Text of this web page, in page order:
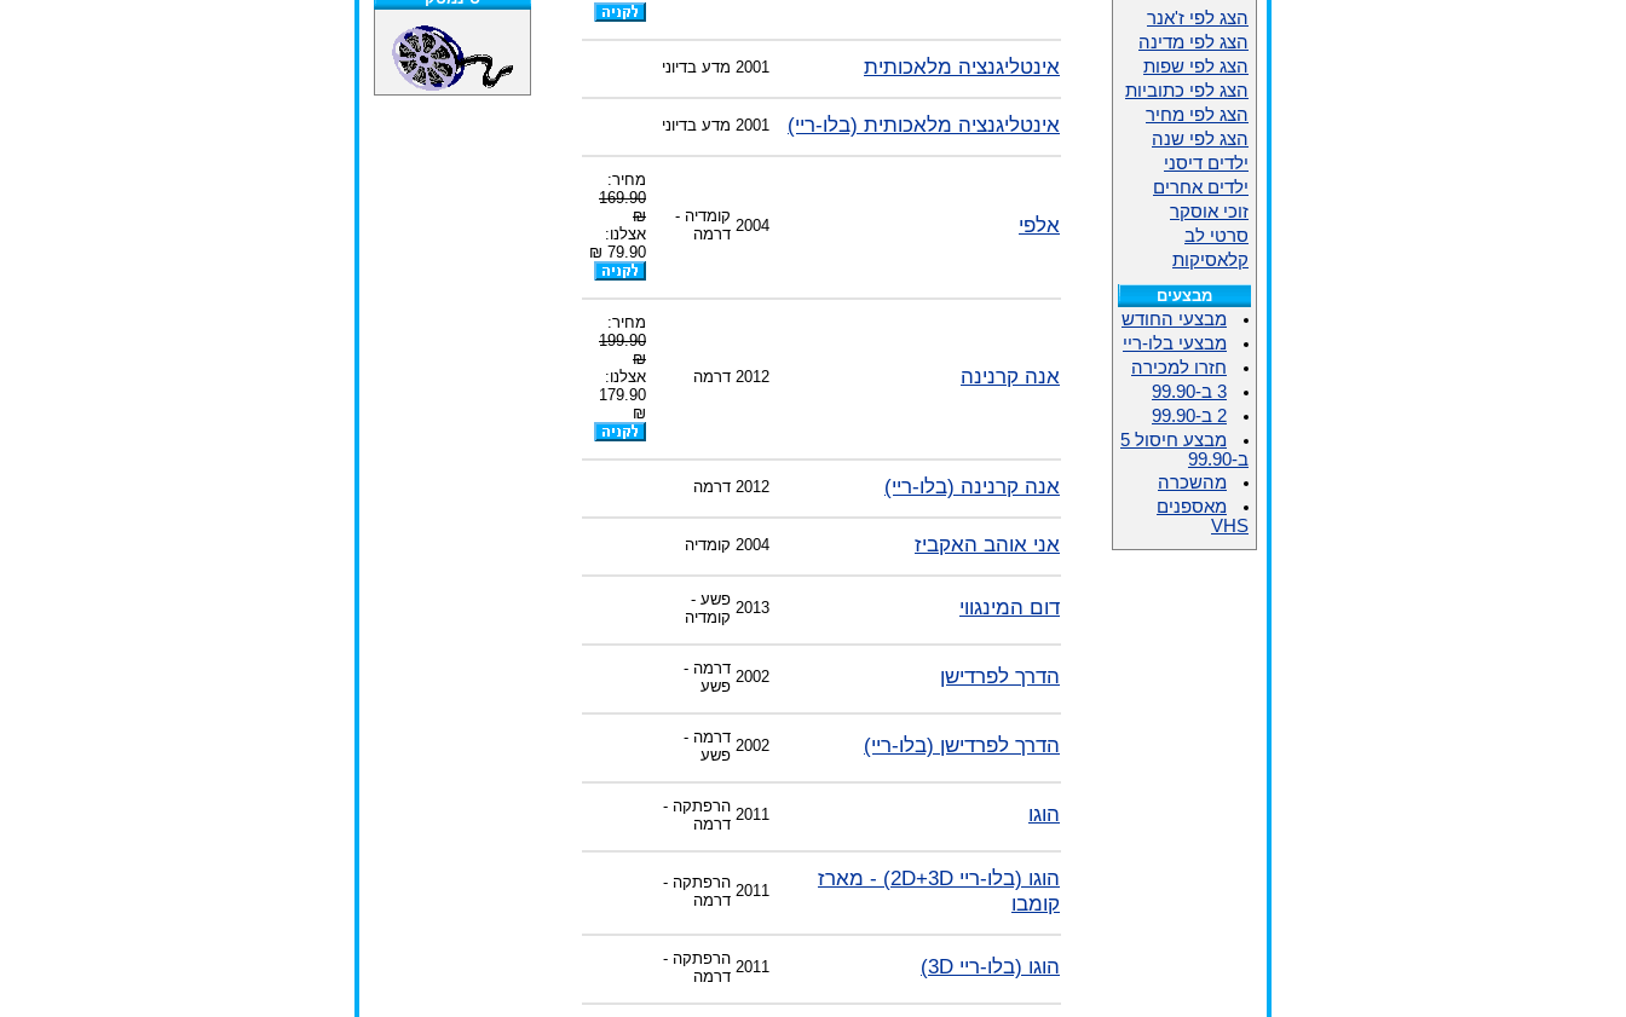
אינטליגנציה מלאכותית 2001 מדע בדיוני
אינטליגנציה מלאכותית (בלו-ריי) 2001 מדע בדיוני
אלפי 2004
קומדיה -
דרמה
מחיר:
169.90
₪
אצלנו:
79.90 ₪
אנה קרנינה 2012 דרמה
מחיר:
199.90
₪
אצלנו:
179.90
₪
אנה קרנינה (בלו-ריי) 2012 דרמה
אני אוהב האקביז 2004 קומדיה
דום המינגווי 2013 פשע -
קומדיה
הדרך לפרדישן 2002 דרמה -
פשע
הדרך לפרדישן (בלו-ריי) 2002 דרמה -
פשע
הוגו 2011 הרפתקה -
דרמה
הוגו (בלו-ריי 2D+3D) - מארז
קומבו
2011 הרפתקה -
דרמה
הוגו (בלו-ריי 3D) 2011 הרפתקה -
דרמה
הצג לפי ז'אנר
הצג לפי מדינה
הצג לפי שפות
הצג לפי כתוביות
הצג לפי מחיר
הצג לפי שנה
ילדים דיסני
ילדים אחרים
זוכי אוסקר
סרטי לב
קלאסיקות
מבצעים
מבצעי החודש
מבצעי בלו-ריי
חזרו למכירה
3 ב-99.90
2 ב-99.90
מבצע חיסול 5
ב-99.90
מהשכרה
מאספנים
VHS